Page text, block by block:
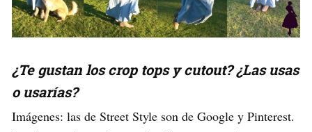
¿Te gustan los crop tops y cutout? ¿Las usas
o usarías?
Imágenes: las de Street Style son de Google y Pinterest.